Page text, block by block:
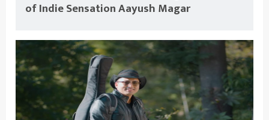
of Indie Sensation Aayush Magar